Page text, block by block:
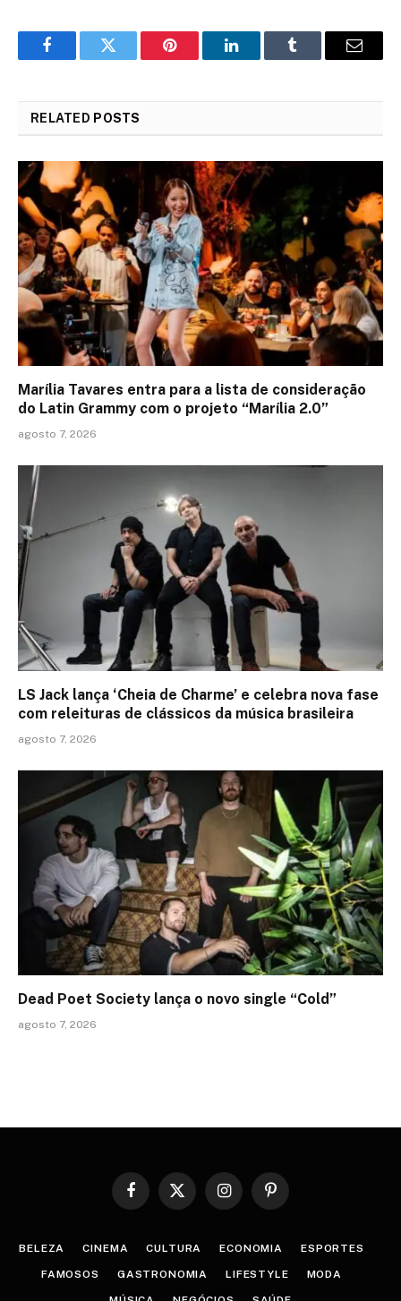
FacebookTwitter Pinterest LinkedInTumblr Email
RELATED POSTS
Marília Tavares entra para a lista de consideração
do Latin Grammy com o projeto “Marília 2.0”
agosto 7, 2026
LS Jack lança ‘Cheia de Charme’ e celebra nova fase
com releituras de clássicos da música brasileira
agosto 7, 2026
Dead Poet Society lança o novo single “Cold”
agosto 7, 2026
Facebook
X
InstagramPinterest
BELEZA CINEMA CULTURA ECONOMIA ESPORTES
FAMOSOS GASTRONOMIA LIFESTYLE MODA